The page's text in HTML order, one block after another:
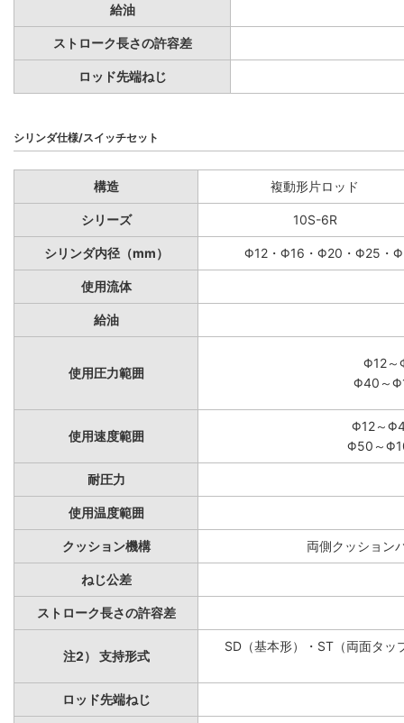
給油
ストローク長さの許容差
ロッド先端ねじ
シリンダ仕様/スイッチセット
構造 複動形片ロッド
シリーズ 10S-6R
シリンダ内径（mm） Φ12・Φ16・Φ20・Φ25・
使用流体
給油
使用圧力範囲
Φ12～
Φ40～
使用速度範囲
Φ12～
Φ50～
耐圧力
使用温度範囲
クッション機構 両側クッション
ねじ公差
ストローク長さの許容差
注2） 支持形式
SD（基本形）・ST（両面タッ
ロッド先端ねじ